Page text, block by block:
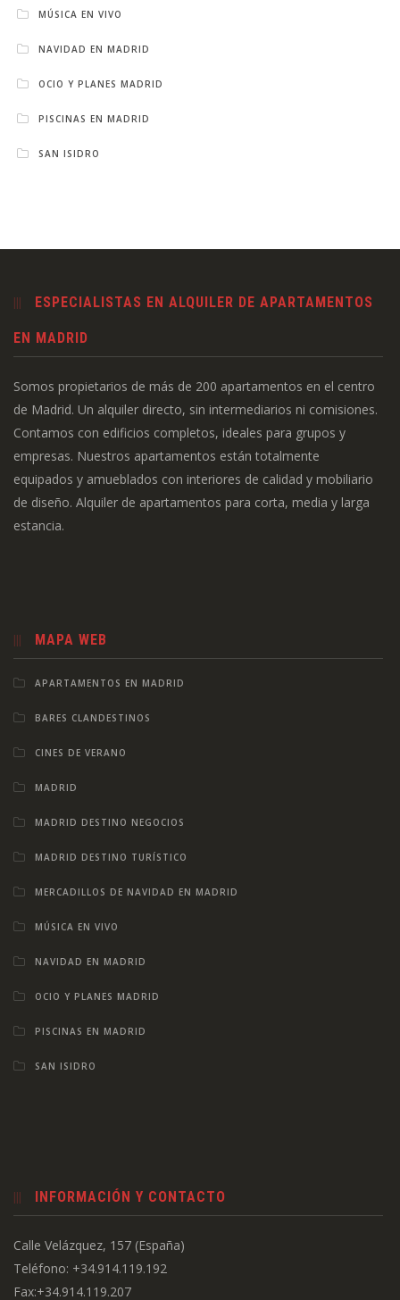
MÚSICA EN VIVO
NAVIDAD EN MADRID
OCIO Y PLANES MADRID
PISCINAS EN MADRID
SAN ISIDRO
ESPECIALISTAS EN ALQUILER DE APARTAMENTOS
EN MADRID
Somos propietarios de más de 200 apartamentos en el centro
de Madrid. Un alquiler directo, sin intermediarios ni comisiones.
Contamos con edificios completos, ideales para grupos y
empresas. Nuestros apartamentos están totalmente
equipados y amueblados con interiores de calidad y mobiliario
de diseño. Alquiler de apartamentos para corta, media y larga
estancia.
MAPA WEB
APARTAMENTOS EN MADRID
BARES CLANDESTINOS
CINES DE VERANO
MADRID
MADRID DESTINO NEGOCIOS
MADRID DESTINO TURÍSTICO
MERCADILLOS DE NAVIDAD EN MADRID
MÚSICA EN VIVO
NAVIDAD EN MADRID
OCIO Y PLANES MADRID
PISCINAS EN MADRID
SAN ISIDRO
INFORMACIÓN Y CONTACTO
Calle Velázquez, 157 (España)
Teléfono: +34.914.119.192
Fax:+34.914.119.207